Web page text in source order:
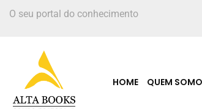
O seu portal do conhecimento
HOME QUEM